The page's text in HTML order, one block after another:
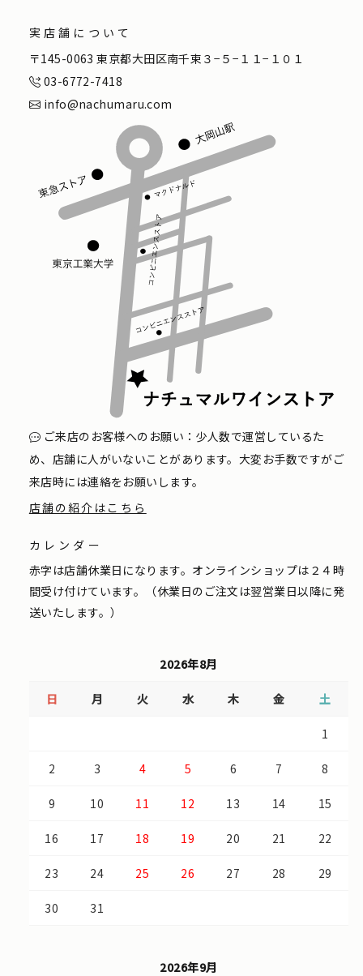
実店舗について
〒145-0063 東京都大田区南千束３−５−１１−１０１
03-6772-7418
info@nachumaru.com
ご来店のお客様へのお願い：少人数で運営しているた
め、店舗に人がいないことがあります。大変お手数ですがご
来店時には連絡をお願いします。
店舗の紹介はこちら
カレンダー
赤字は店舗休業日になります。オンラインショップは２４時
間受け付けています。（休業日のご注文は翌営業日以降に発
送いたします。）
2026年8月
日 月 火 水 木 金 土
1
2 3 4 5 6 7 8
9 10 11 12 13 14 15
16 17 18 19 20 21 22
23 24 25 26 27 28 29
30 31
2026年9月